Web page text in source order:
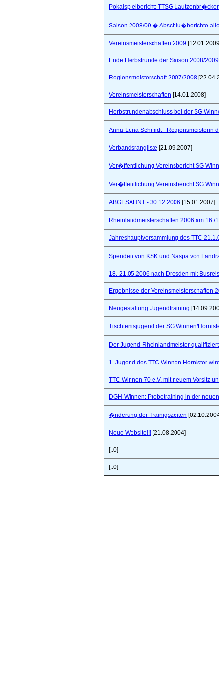
Pokalspielbericht: TTSG
Saison 2008/09 � Abschlu�berichte
Vereinsmeisterschaften 2009
Ende Herbstrunde der Saison 2008/2009
Regionsmeisterschaft 2007/2008
Vereinsmeisterschaften [14.01.2008]
Herbstrundenabschluss bei der SG
Anna-Lena Schmidt - Regionsmeisterin
Verbandsrangliste [21.09.2007]
Ver�ffentlichung Vereinsbericht SG
Ver�ffentlichung Vereinsbericht SG
ABGESAHNT - 30.12.2006 [15.01.2007]
Rheinlandmeisterschaften 2006 am
Jahreshauptversammlung des TTC
Spenden von KSK und Naspa von
18.-21.05.2006 nach Dresden mit
Ergebnisse der Vereinsmeisterschaften
Neugestaltung Jugendtraining
Tischtenisjugend der SG Winnen/
Der Jugend-Rheinlandmeister
1. Jugend des TTC Winnen Hornister
TTC Winnen 70 e.V. mit neuem Vorsitz
DGH-Winnen: Probetraining in der
�nderung der Trainigszeiten
Neue Website!!! [21.08.2004]
[..0]
[..0]